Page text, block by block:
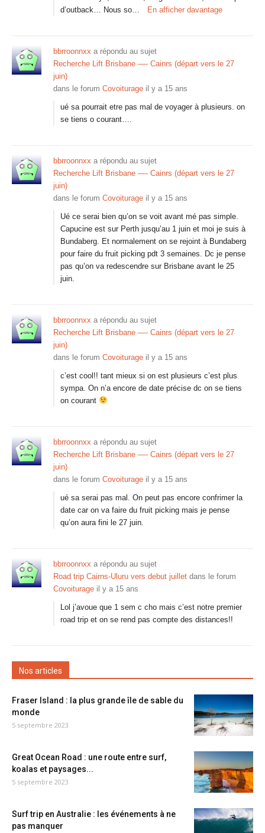
d’outback… Nous so…
En afficher davantage
bbrroonnxx a répondu au sujet
Recherche Lift Brisbane —- Cainrs (départ vers le 27
juin)
dans le forum Covoiturage il y a 15 ans
ué sa pourrait etre pas mal de voyager à plusieurs. on
se tiens o courant….
bbrroonnxx a répondu au sujet
Recherche Lift Brisbane —- Cainrs (départ vers le 27
juin)
dans le forum Covoiturage il y a 15 ans
Ué ce serai bien qu’on se voit avant mé pas simple.
Capucine est sur Perth jusqu’au 1 juin et moi je suis à
Bundaberg. Et normalement on se rejoint à Bundaberg
pour faire du fruit picking pdt 3 semaines. Dc je pense
pas qu’on va redescendre sur Brisbane avant le 25
juin.
bbrroonnxx a répondu au sujet
Recherche Lift Brisbane —- Cainrs (départ vers le 27
juin)
dans le forum Covoiturage il y a 15 ans
c’est cool!! tant mieux si on est plusieurs c’est plus
sympa. On n’a encore de date précise dc on se tiens
on courant
bbrroonnxx a répondu au sujet
Recherche Lift Brisbane —- Cainrs (départ vers le 27
juin)
dans le forum Covoiturage il y a 15 ans
ué sa serai pas mal. On peut pas encore confrimer la
date car on va faire du fruit picking mais je pense
qu’on aura fini le 27 juin.
bbrroonnxx a répondu au sujet
Road trip Cairns-Uluru vers debut juillet dans le forum
Covoiturage il y a 15 ans
Lol j’avoue que 1 sem c cho mais c’est notre premier
road trip et on se rend pas compte des distances!!
Nos articles
Fraser Island : la plus grande île de sable du
monde
5 septembre 2023
Great Ocean Road : une route entre surf,
koalas et paysages...
5 septembre 2023
Surf trip en Australie : les événements à ne
pas manquer